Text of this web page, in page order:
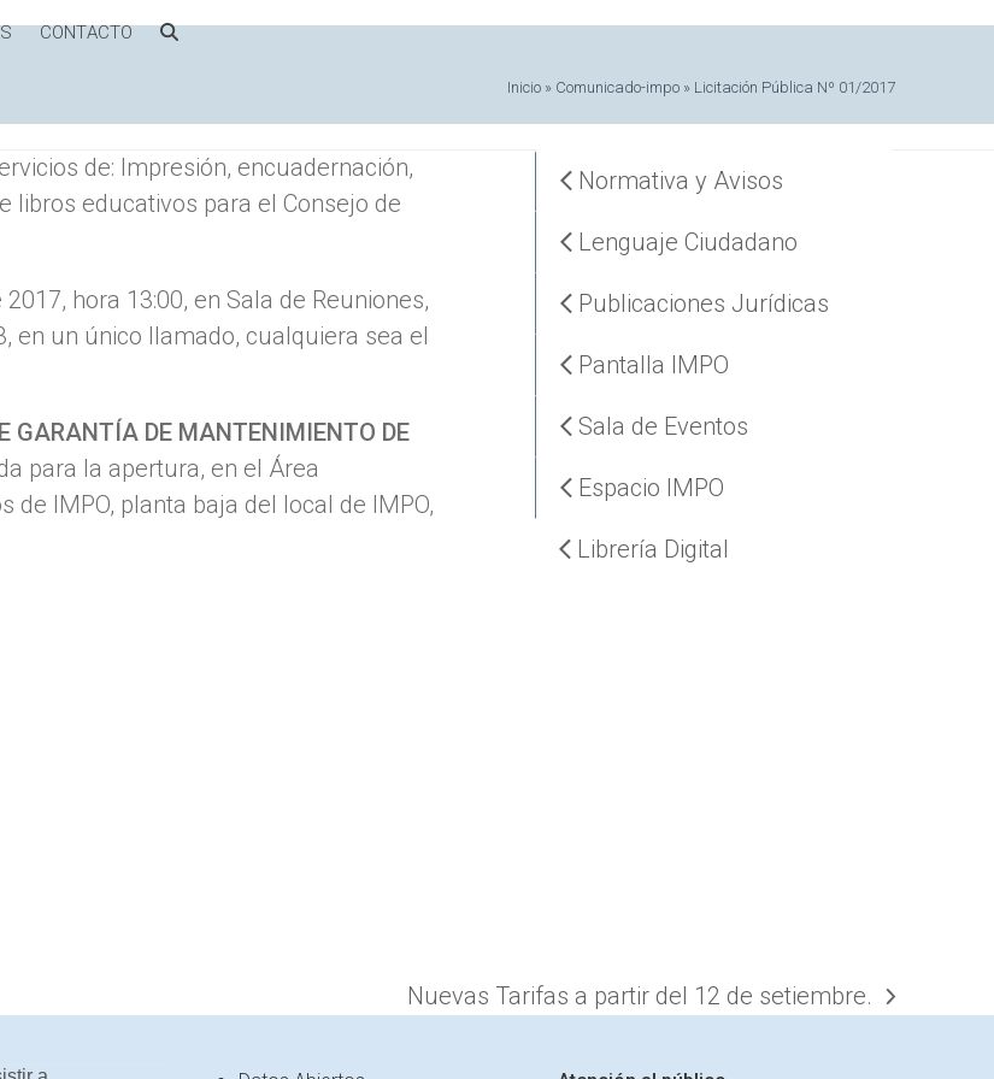
CONTACTO
Inicio » Comunicado-impo » Licitación Pública Nº 01/2017
de: Impresión, encuadernación,
libros educativos para el Consejo de
hora 13:00, en Sala de Reuniones,
en un único llamado, cualquiera sea el
GARANTÍA DE MANTENIMIENTO DE
para la apertura, en el Área
IMPO, planta baja del local de IMPO,
Normativa y Avisos
Lenguaje Ciudadano
Publicaciones Jurídicas
Pantalla IMPO
Sala de Eventos
Espacio IMPO
Librería Digital
next
Nuevas Tarifas a partir del 12 de setiembre.